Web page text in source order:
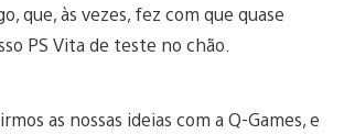
que, às vezes, fez com que quase
PS Vita de teste no chão.
as nossas ideias com a Q-Games, e